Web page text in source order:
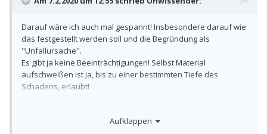
Darauf wäre ich auch mal gespannt! Insbesondere darauf wie
das festgestellt werden soll und die Begründung als
"Unfallursache".
Es gibt ja keine Beeinträchtigungen! Selbst Material
aufschweißen ist ja, bis zu einer bestimmten Tiefe des
Schadens, erlaubt!
Aufklappen